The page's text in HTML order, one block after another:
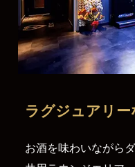
ラグジュアリー
お酒を味わいながら